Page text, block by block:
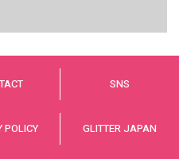
SNS
POLICY GLITTER JAPAN